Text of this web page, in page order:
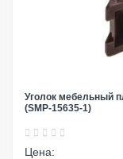
Уголок мебельный
(SMP-15635-1)
Цена: